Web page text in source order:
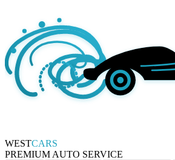
WESTCARS
PREMIUM AUTO SERVICE